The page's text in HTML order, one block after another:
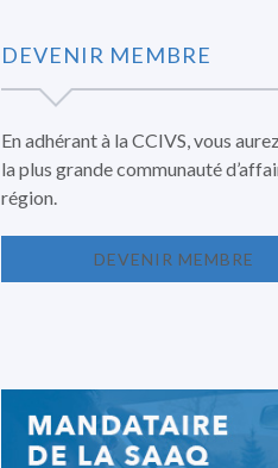
DEVENIR MEMBRE
En adhérant à la CCIVS, vous
la plus grande communauté
région.
DEVENIR MEMBRE